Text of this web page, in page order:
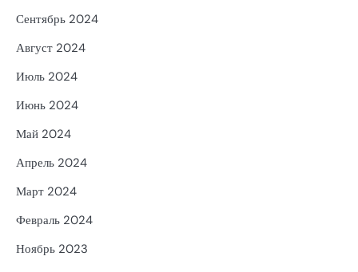
Сентябрь 2024
Август 2024
Июль 2024
Июнь 2024
Май 2024
Апрель 2024
Март 2024
Февраль 2024
Ноябрь 2023